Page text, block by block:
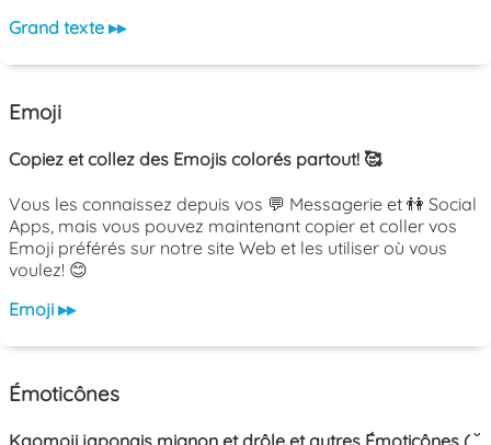
Grand texte ▸▸
Emoji
Copiez et collez des Emojis colorés partout! 🥰
Vous les connaissez depuis vos 💬 Messagerie et 👫 Social
Apps, mais vous pouvez maintenant copier et coller vos
Emoji préférés sur notre site Web et les utiliser où vous
voulez! 😊
Emoji ▸▸
Émoticônes